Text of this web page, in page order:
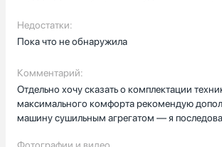
лишних деталей, только элегантные линии и
формы.Вместимость машины впечатляет —
килограммов! Это позволяет без проблем
текстиля прекрасно помещаются и отлично
отстирываются.Программный набор радует
стандартные режимы с возможностью
режима, специальные программы,
Недостатки:
Пока что не обнаружила
Комментарий:
Отдельно хочу сказать о комплектации
максимального комфорта рекомендую
машину сушильным агрегатом — я